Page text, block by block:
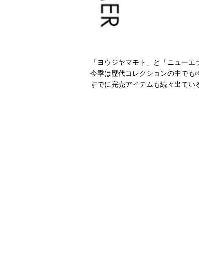
「ヨウジヤマモト」と「ニュー
今季は歴代コレクションの中でも
すでに完売アイテムも続々出てい